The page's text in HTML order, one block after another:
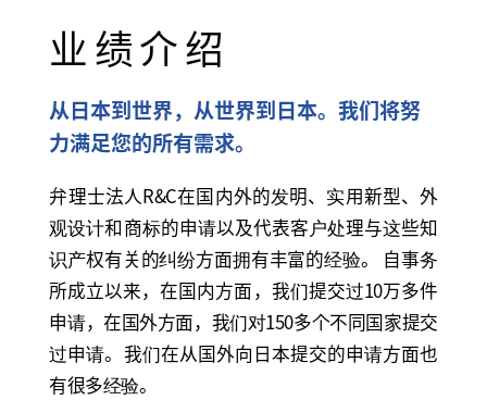
业绩介绍
从日本到世界，从世界到日本。我们将努
力满足您的所有需求。
弁理士法人R&C在国内外的发明、实用新型、外
观设计和商标的申请以及代表客户处理与这些知
识产权有关的纠纷方面拥有丰富的经验。 自事务
所成立以来，在国内方面，我们提交过10万多件
申请，在国外方面，我们对150多个不同国家提交
过申请。我们在从国外向日本提交的申请方面也
有很多经验。